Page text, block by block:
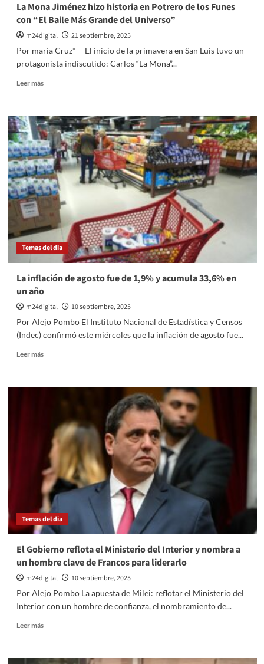
La Mona Jiménez hizo historia en Potrero de los Funes
con “El Baile Más Grande del Universo”
m24digital
21 septiembre, 2025
Por maría Cruz* El inicio de la primavera en San Luis tuvo un
protagonista indiscutido: Carlos “La Mona”...
Leer másLeer
La
Mona
Jiménez
hizo
historia
en
Potrero
de
Funes
con
Baile
del
Universo”
Temas del dia
La inflación de agosto fue de 1,9% y acumula 33,6% en
un año
m24digital
10 septiembre, 2025
Por Alejo Pombo El Instituto Nacional de Estadística y Censos
(Indec) confirmó este miércoles que la inflación de agosto fue...
Leer másLeer
La
1,9%
acumula
33,6%
en
un
año
Temas del dia
El Gobierno reflota el Ministerio del Interior y nombra a
un hombre clave de Francos para liderarlo
m24digital
10 septiembre, 2025
Por Alejo Pombo La apuesta de Milei: reflotar el Ministerio del
Interior con un hombre de confianza, el nombramiento de...
Leer másLeer
El